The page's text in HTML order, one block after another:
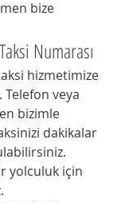
bize
Numarası
hizmetimize
veya
bizimle
dakikalar
yolculuk için